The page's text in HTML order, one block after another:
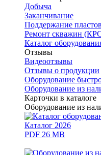
Добыча
Заканчивание
Поддержание
Ремонт скважин
Каталог
Отзывы
Видеоотзывы
Отзывы о продукции
Оборудование
Оборудование из
Карточки в каталоге
Оборудование из
Каталог 2026
PDF 26 MB